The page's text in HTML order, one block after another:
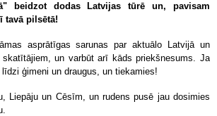
beidzot dodas Latvijas tūrē un, pavisam
tavā pilsētā!
asprātīgas sarunas par aktuālo Latvijā un
un varbūt arī kāds priekšnesums. Ja
ģimeni un draugus, un tiekamies!
Liepāju un Cēsīm, un rudens pusē jau dosimies